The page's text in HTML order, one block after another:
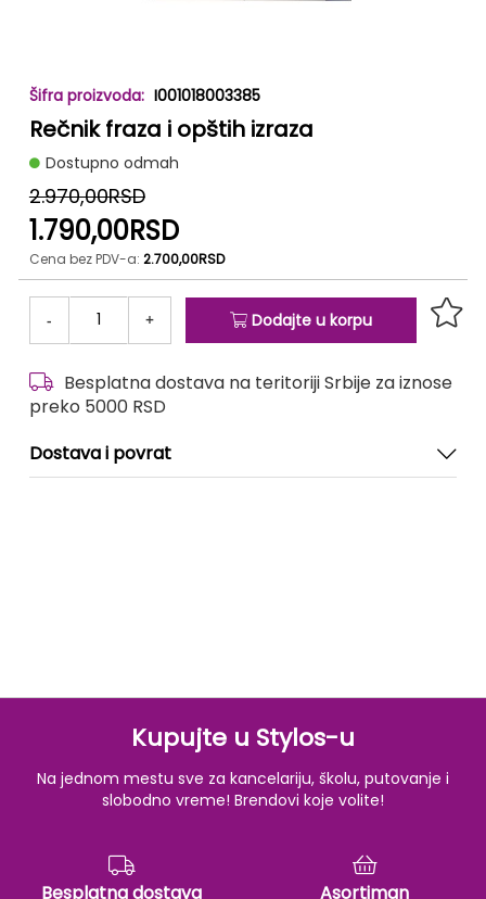
I001018003385
Rečnik fraza i opštih izraza
Dostupno odmah
1.790,00RSD
2.970,00RSD
Cena bez PDV-a: 2.700,00RSD
- + Dodajte u korpu
Besplatna dostava na teritoriji Srbije za iznose
preko 5000 RSD
Dostava i povrat
Skip
to
the
of
the
images
gallery
Kupujte u Stylos-u
Na jednom mestu sve za kancelariju, školu, putovanje i
slobodno vreme! Brendovi koje volite!
Besplatna dostava Asortiman